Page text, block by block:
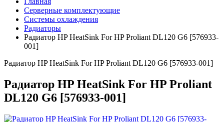
Серверные комплектующие
Системы охлаждения
Радиаторы
Радиатор HP HeatSink For HP Proliant DL120 G6 [576933-
001]
Радиатор HP HeatSink For HP Proliant DL120 G6 [576933-001]
Радиатор HP HeatSink For HP Proliant
DL120 G6 [576933-001]